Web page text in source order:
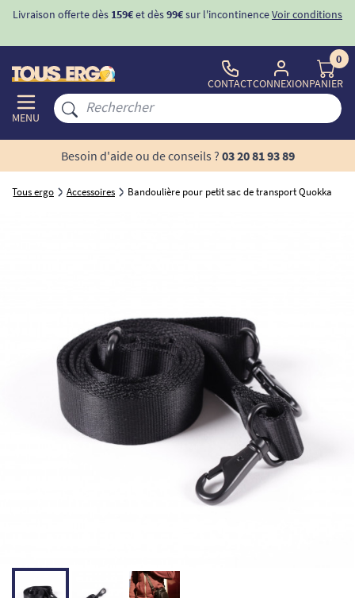
Livraison offerte dès 159€et dès99€sur l'incontinenceVoir conditions
MENU
CONTACTCONNEXION
0
PANIER
Besoin d'aide ou de conseils ? 03 20 81 93 89
Tous ergo Accessoires Bandoulière pour petit sac de transport Quokka